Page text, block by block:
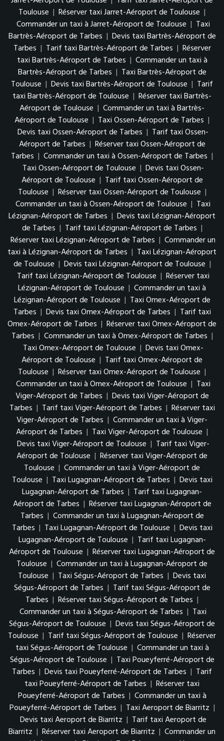
Toulouse | Réserver taxi Jarret-Aéroport de Toulouse |
Commander un taxi à Jarret-Aéroport de Toulouse | Taxi
Bartrès-Aéroport de Tarbes | Devis taxi Bartrès-Aéroport de
Tarbes | Tarif taxi Bartrès-Aéroport de Tarbes | Réserver
taxi Bartrès-Aéroport de Tarbes | Commander un taxi à
Bartrès-Aéroport de Tarbes | Taxi Bartrès-Aéroport de
Toulouse | Devis taxi Bartrès-Aéroport de Toulouse | Tarif
taxi Bartrès-Aéroport de Toulouse | Réserver taxi Bartrès-
Aéroport de Toulouse | Commander un taxi à Bartrès-
Aéroport de Toulouse | Taxi Ossen-Aéroport de Tarbes |
Devis taxi Ossen-Aéroport de Tarbes | Tarif taxi Ossen-
Aéroport de Tarbes | Réserver taxi Ossen-Aéroport de
Tarbes | Commander un taxi à Ossen-Aéroport de Tarbes |
Taxi Ossen-Aéroport de Toulouse | Devis taxi Ossen-
Aéroport de Toulouse | Tarif taxi Ossen-Aéroport de
Toulouse | Réserver taxi Ossen-Aéroport de Toulouse |
Commander un taxi à Ossen-Aéroport de Toulouse | Taxi
Lézignan-Aéroport de Tarbes | Devis taxi Lézignan-Aéroport
de Tarbes | Tarif taxi Lézignan-Aéroport de Tarbes |
Réserver taxi Lézignan-Aéroport de Tarbes | Commander un
taxi à Lézignan-Aéroport de Tarbes | Taxi Lézignan-Aéroport
de Toulouse | Devis taxi Lézignan-Aéroport de Toulouse |
Tarif taxi Lézignan-Aéroport de Toulouse | Réserver taxi
Lézignan-Aéroport de Toulouse | Commander un taxi à
Lézignan-Aéroport de Toulouse | Taxi Omex-Aéroport de
Tarbes | Devis taxi Omex-Aéroport de Tarbes | Tarif taxi
Omex-Aéroport de Tarbes | Réserver taxi Omex-Aéroport de
Tarbes | Commander un taxi à Omex-Aéroport de Tarbes |
Taxi Omex-Aéroport de Toulouse | Devis taxi Omex-
Aéroport de Toulouse | Tarif taxi Omex-Aéroport de
Toulouse | Réserver taxi Omex-Aéroport de Toulouse |
Commander un taxi à Omex-Aéroport de Toulouse | Taxi
Viger-Aéroport de Tarbes | Devis taxi Viger-Aéroport de
Tarbes | Tarif taxi Viger-Aéroport de Tarbes | Réserver taxi
Viger-Aéroport de Tarbes | Commander un taxi à Viger-
Aéroport de Tarbes | Taxi Viger-Aéroport de Toulouse |
Devis taxi Viger-Aéroport de Toulouse | Tarif taxi Viger-
Aéroport de Toulouse | Réserver taxi Viger-Aéroport de
Toulouse | Commander un taxi à Viger-Aéroport de
Toulouse | Taxi Lugagnan-Aéroport de Tarbes | Devis taxi
Lugagnan-Aéroport de Tarbes | Tarif taxi Lugagnan-
Aéroport de Tarbes | Réserver taxi Lugagnan-Aéroport de
Tarbes | Commander un taxi à Lugagnan-Aéroport de
Tarbes | Taxi Lugagnan-Aéroport de Toulouse | Devis taxi
Lugagnan-Aéroport de Toulouse | Tarif taxi Lugagnan-
Aéroport de Toulouse | Réserver taxi Lugagnan-Aéroport de
Toulouse | Commander un taxi à Lugagnan-Aéroport de
Toulouse | Taxi Ségus-Aéroport de Tarbes | Devis taxi
Ségus-Aéroport de Tarbes | Tarif taxi Ségus-Aéroport de
Tarbes | Réserver taxi Ségus-Aéroport de Tarbes |
Commander un taxi à Ségus-Aéroport de Tarbes | Taxi
Ségus-Aéroport de Toulouse | Devis taxi Ségus-Aéroport de
Toulouse | Tarif taxi Ségus-Aéroport de Toulouse | Réserver
taxi Ségus-Aéroport de Toulouse | Commander un taxi à
Ségus-Aéroport de Toulouse | Taxi Poueyferré-Aéroport de
Tarbes | Devis taxi Poueyferré-Aéroport de Tarbes | Tarif
taxi Poueyferré-Aéroport de Tarbes | Réserver taxi
Poueyferré-Aéroport de Tarbes | Commander un taxi à
Poueyferré-Aéroport de Tarbes | Taxi Aeroport de Biarritz |
Devis taxi Aeroport de Biarritz | Tarif taxi Aeroport de
Biarritz | Réserver taxi Aeroport de Biarritz | Commander un